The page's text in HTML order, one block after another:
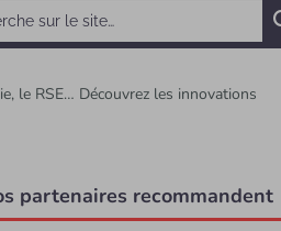
le RSE… Découvrez les innovations
partenaires recommandent